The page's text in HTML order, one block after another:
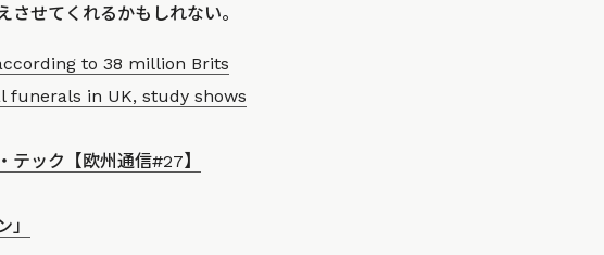
せてくれるかもしれない。
to 38 million Brits
funerals in UK, study shows
テック【欧州通信#27】